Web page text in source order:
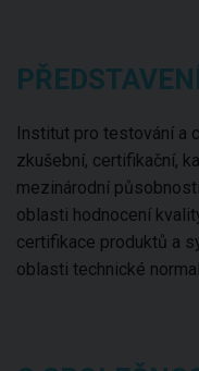
Institut pro testování a
zkušební, certifikační,
mezinárodní
oblasti hodnocení
certifikace produktů a
oblasti technické